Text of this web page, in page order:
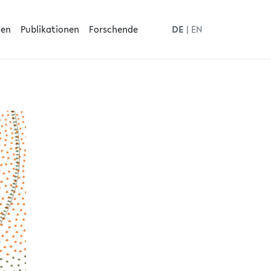
Publikationen Forschende DE | EN